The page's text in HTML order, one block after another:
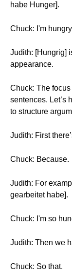
habe Hunger].
Chuck: I'm
Judith: [Hungrig]
appearance.
Chuck: The
sentences. Let’s
to structure
Judith: First
Chuck: Because.
Judith: For
gearbeitet habe].
Chuck: I'm so
Judith: Then we
Chuck: So that.